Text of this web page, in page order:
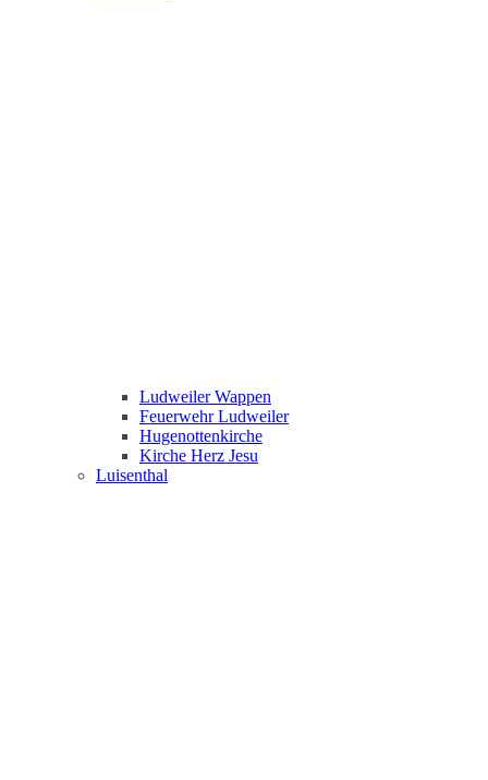
Ludweiler Wappen
Feuerwehr Ludweiler
Hugenottenkirche
Kirche Herz Jesu
Luisenthal